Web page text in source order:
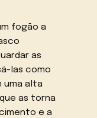
fogão a
as
las como
uma alta
as torna
e a